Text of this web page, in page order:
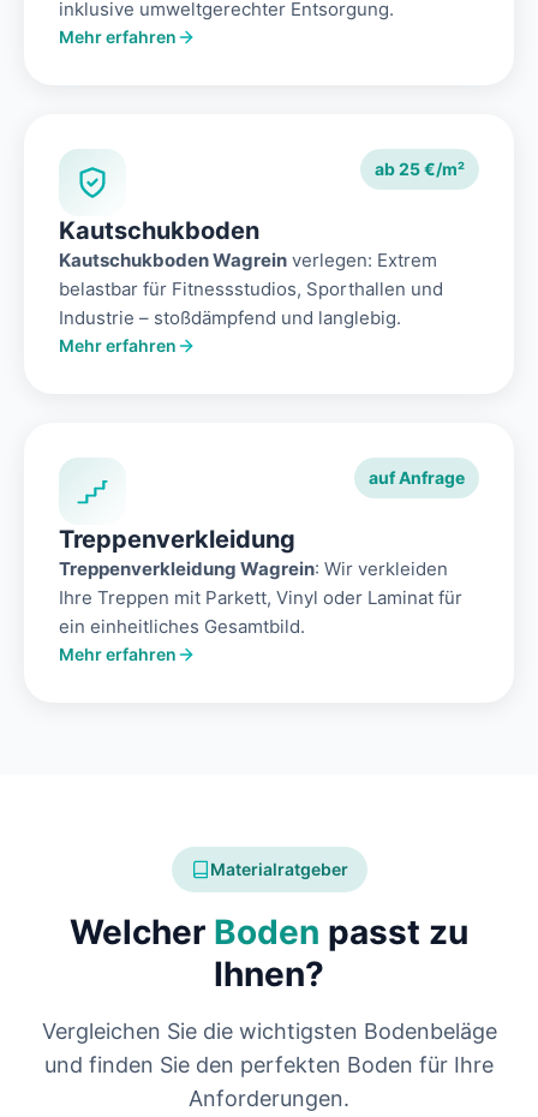
inklusive umweltgerechter Entsorgung.
Mehr erfahren
ab 25 €/m²
Kautschukboden
Kautschukboden Wagrein verlegen: Extrem
belastbar für Fitnessstudios, Sporthallen und
Industrie – stoßdämpfend und langlebig.
Mehr erfahren
auf Anfrage
Treppenverkleidung
Treppenverkleidung Wagrein: Wir verkleiden
Ihre Treppen mit Parkett, Vinyl oder Laminat für
ein einheitliches Gesamtbild.
Mehr erfahren
Materialratgeber
Welcher Boden passt zu
Ihnen?
Vergleichen Sie die wichtigsten Bodenbeläge
und finden Sie den perfekten Boden für Ihre
Anforderungen.